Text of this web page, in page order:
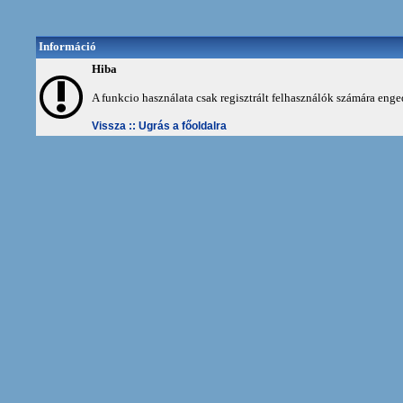
Információ
Hiba
A funkcio használata csak regisztrált felhasználók számára
Vissza :: Ugrás a főoldalra